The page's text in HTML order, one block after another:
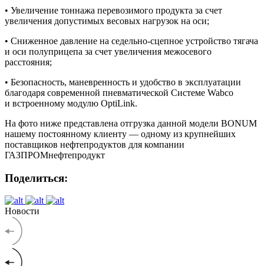
• Увеличение тоннажа перевозимого продукта за счет
увеличения допустимых весовых нагрузок на оси;
• Сниженное давление на седельно-сцепное устройство тягача
и оси полуприцепа за счет увеличения межосевого
расстояния;
• Безопасность, маневренность и удобство в эксплуатации
благодаря современной пневматической Системе Wabco
и встроенному модулю OptiLink.
На фото ниже представлена отгрузка данной модели BONUM
нашему постоянному клиенту — одному из крупнейших
поставщиков нефтепродуктов для компании
ГАЗПРОМнефтепродукт
Поделиться:
Новости